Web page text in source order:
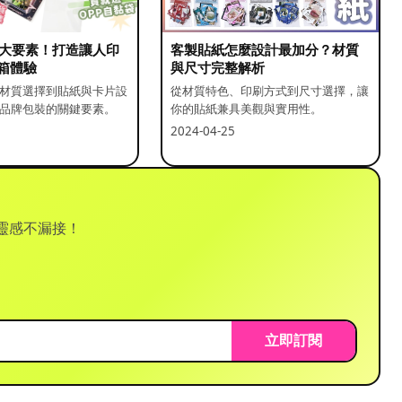
要素！打造讓人印
體驗
質選擇到貼紙與卡片設
牌包裝的關鍵要素。
客製貼紙怎麼設計最加分？材質
與尺寸完整解析
從材質特色、印刷方式到尺寸選擇，讓
你的貼紙兼具美觀與實用性。
2024-04-25
不漏接！
立即訂閱